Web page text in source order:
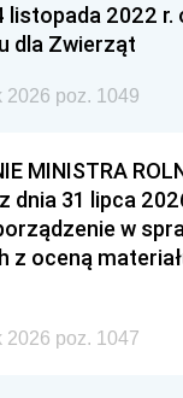
listopada 2022 r.
dla Zwierząt
2026 poz. 1049
MINISTRA
dnia 31 lipca
w
z oceną
2026 poz. 1047